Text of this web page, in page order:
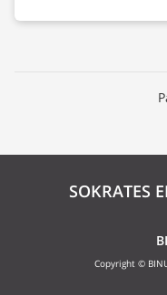
SOKRATES
Copyright ©